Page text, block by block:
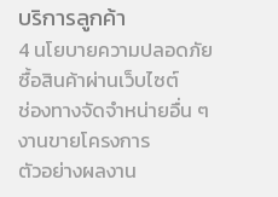
บริการลูกค้า
4 นโยบายความปลอดภัย
ซื้อสินค้าผ่านเว็บไซต์
ช่องทางจัดจำหน่ายอื่น ๆ
งานขายโครงการ
ตัวอย่างผลงาน